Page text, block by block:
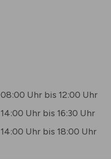
08:00 Uhr bis 12:00 Uhr
14:00 Uhr bis 16:30 Uhr
14:00 Uhr bis 18:00 Uhr